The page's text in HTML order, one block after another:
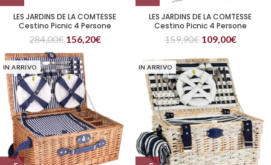
LES JARDINS DE LA COMTESSE
Cestino Picnic 4 Persone
Champs-Elysées verde
284,00€ 156,20€
LES JARDINS DE LA COMTESSE
Cestino Picnic 4 Persone
Concorde
159,90€ 109,00€
IN ARRIVO IN ARRIVO